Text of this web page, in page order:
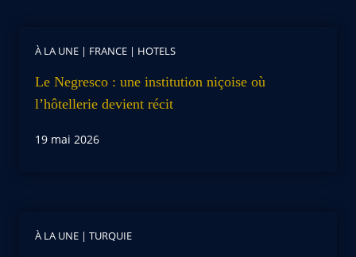
À LA UNE | FRANCE | HOTELS
Le Negresco : une institution niçoise où
l’hôtellerie devient récit
19 mai 2026
À LA UNE | TURQUIE